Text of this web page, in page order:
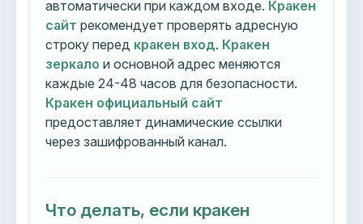
автоматически при каждом входе. Кракен
сайт рекомендует проверять адресную
строку перед кракен вход. Кракен
зеркало и основной адрес меняются
каждые 24-48 часов для безопасности.
Кракен официальный сайт
предоставляет динамические ссылки
через зашифрованный канал.
Что делать, если кракен